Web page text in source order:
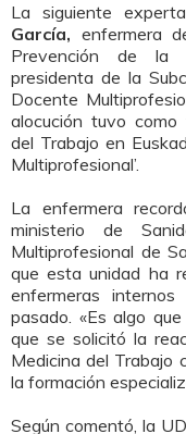
La siguiente
García, enfermera
Prevención de la
presidenta de la
Docente
alocución tuvo como
del Trabajo en
Multiprofesional’.
La enfermera
ministerio de
Multiprofesional de
que esta unidad ha
enfermeras
pasado. «Es algo
que se solicitó la
Medicina del Trabajo
la formación
Según comentó, la